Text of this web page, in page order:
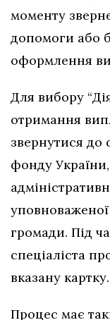
моменту
допомоги або
оформлення
Для вибору
отримання
звернутися до
фонду
громади. Під
спеціаліста
вказану картку.
Процес має